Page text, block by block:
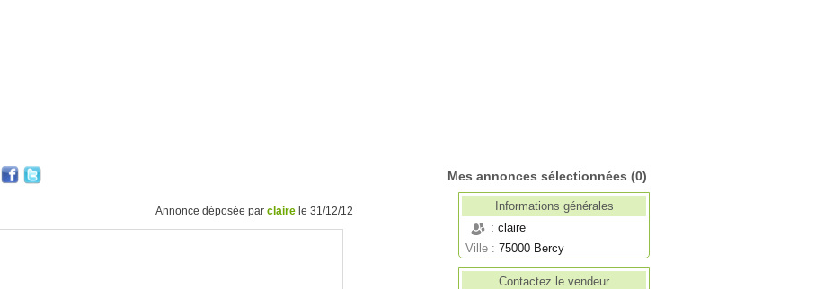
Mes annonces sélectionnées (0)
Annonce déposée par claire le 31/12/12
Informations générales
: claire
Ville : 75000 Bercy
Contactez le vendeur